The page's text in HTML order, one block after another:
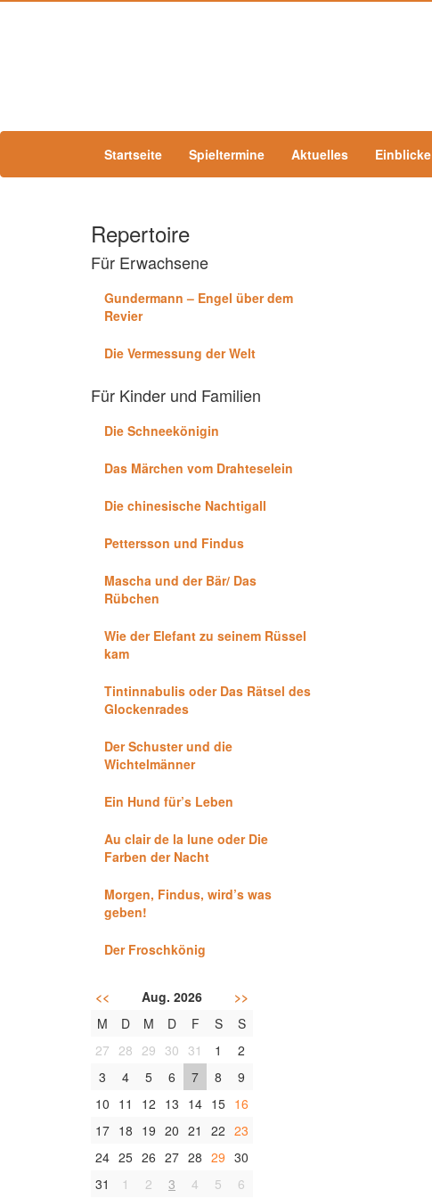
Startseite Spieltermine Aktuelles Einblicke
Repertoire
Für Erwachsene
Gundermann – Engel über dem
Revier
Die Vermessung der Welt
Für Kinder und Familien
Die Schneekönigin
Das Märchen vom Drahteselein
Die chinesische Nachtigall
Pettersson und Findus
Mascha und der Bär/ Das
Rübchen
Wie der Elefant zu seinem Rüssel
kam
Tintinnabulis oder Das Rätsel des
Glockenrades
Der Schuster und die
Wichtelmänner
Ein Hund für’s Leben
Au clair de la lune oder Die
Farben der Nacht
Morgen, Findus, wird’s was
geben!
Der Froschkönig
<< Aug. 2026
>>
M
D M D F S
S
27 28 29 30 31 1
2
3
4 5 6 7 8
9
10 11 12 13 14 15 16
17 18 19 20 21 22 23
24 25 26 27 28 29 30
31
1 2 3 4 5 6